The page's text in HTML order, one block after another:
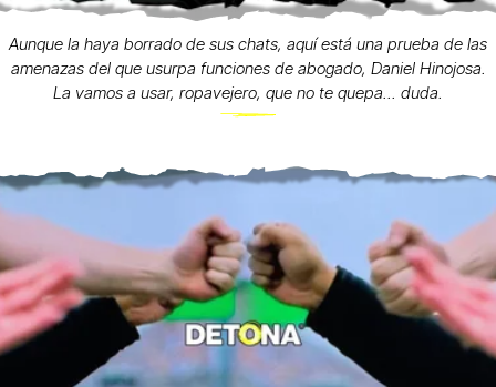
Aunque la haya borrado de sus chats, aquí está una prueba de las
amenazas del que usurpa funciones de abogado, Daniel Hinojosa.
La vamos a usar, ropavejero, que no te quepa... duda.